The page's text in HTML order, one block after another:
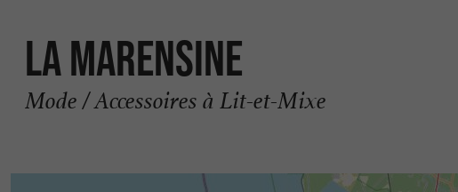
La Marensine
Mode / Accessoires à Lit-et-Mixe